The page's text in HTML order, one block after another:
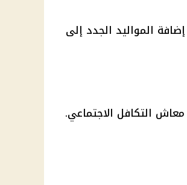
المواليد الجدد إلى
التكافل الاجتماعي.